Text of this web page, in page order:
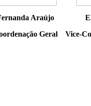
Araújo
Geral
Vice-